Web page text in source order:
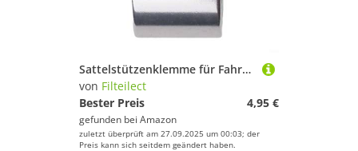
Sattelstützenklemme für Fahrrad und E-Bike, robust, geschmiedete Legierung, Doppelbolzen, 318 mm, Schwarz
von Filteilect
Bester Preis
4,95 €
gefunden bei Amazon
zuletzt überprüft am 27.09.2025 um 00:03; der
Preis kann sich seitdem geändert haben.